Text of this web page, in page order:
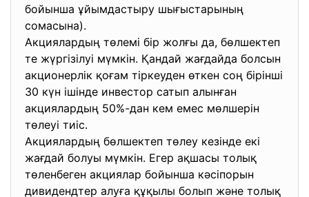
бойынша ұйымдастыру шығыстарының
сомасына).
Акциялардың төлемі бір жолғы да, бөлшектеп
те жүргізілуі мүмкін. Қандай жағдайда болсын
акционерлік қоғам тіркеуден өткен соң бірінші
30 күн ішінде инвестор сатып алынған
акциялардың 50%-дан кем емес мөлшерін
төлеуі тиіс.
Акциялардың бөлшектеп төлеу кезінде екі
жағдай болуы мүмкін. Егер ақшасы толық
төленбеген акциялар бойынша кәсіпорын
дивидендтер алуға құқылы болып және толық